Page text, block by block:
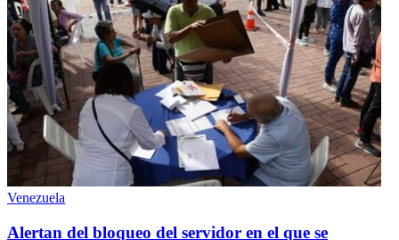
Venezuela
Alertan del bloqueo del servidor en el que se